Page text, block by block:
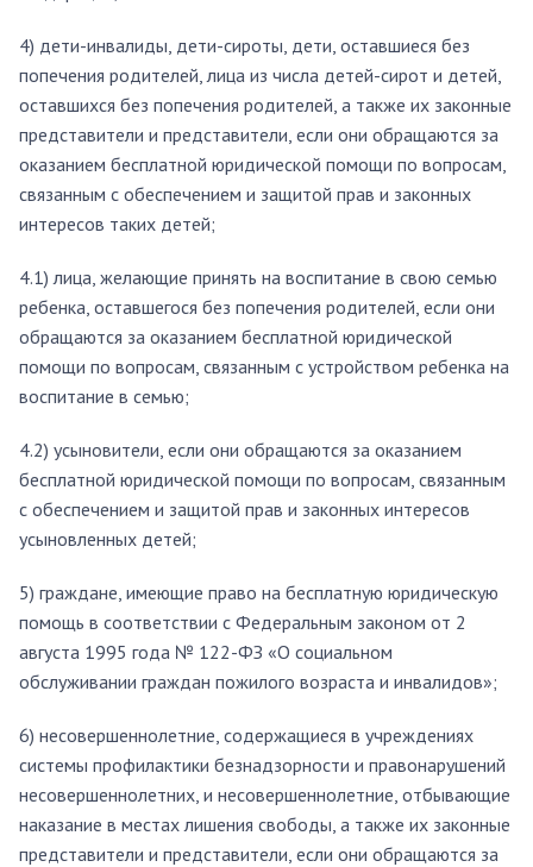
4) дети-инвалиды, дети-сироты, дети, оставшиеся без
попечения родителей, лица из числа детей-сирот и детей,
оставшихся без попечения родителей, а также их законные
представители и представители, если они обращаются за
оказанием бесплатной юридической помощи по вопросам,
связанным с обеспечением и защитой прав и законных
интересов таких детей;
4.1) лица, желающие принять на воспитание в свою семью
ребенка, оставшегося без попечения родителей, если они
обращаются за оказанием бесплатной юридической
помощи по вопросам, связанным с устройством ребенка на
воспитание в семью;
4.2) усыновители, если они обращаются за оказанием
бесплатной юридической помощи по вопросам, связанным
с обеспечением и защитой прав и законных интересов
усыновленных детей;
5) граждане, имеющие право на бесплатную юридическую
помощь в соответствии с Федеральным законом от 2
августа 1995 года № 122-ФЗ «О социальном
обслуживании граждан пожилого возраста и инвалидов»;
6) несовершеннолетние, содержащиеся в учреждениях
системы профилактики безнадзорности и правонарушений
несовершеннолетних, и несовершеннолетние, отбывающие
наказание в местах лишения свободы, а также их законные
представители и представители, если они обращаются за